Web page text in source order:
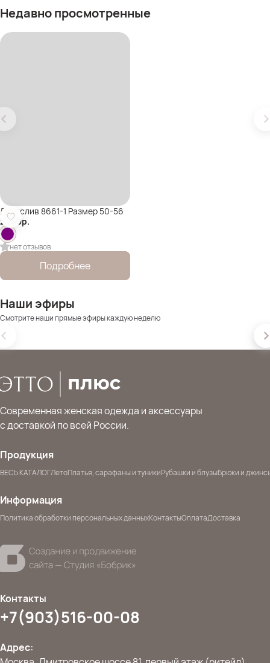
Недавно просмотренные
Лонгслив 8661-1 Размер 50-56
2 700р.
нет отзывов
Подробнее
Наши эфиры
Смотрите наши прямые эфиры каждую неделю
Современная женская одежда и аксессуары
с доставкой по всей России.
Продукция
ВЕСЬ КАТАЛОГЛетоПлатья, сарафаны и туникиРубашки и блузыБрюки и
Информация
Политика обработки персональных данныхКонтактыОплатаДоставка
Контакты
+7(903)516-00-08
Адрес: